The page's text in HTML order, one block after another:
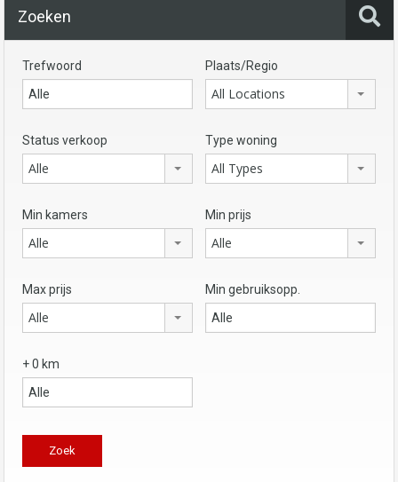
Zoeken
Trefwoord Plaats/Regio
All Locations
Status verkoop
Alle
Type woning
All Types
Min kamers
Alle
Min prijs
Alle
Max prijs
Alle
Min gebruiksopp.
+ 0 km